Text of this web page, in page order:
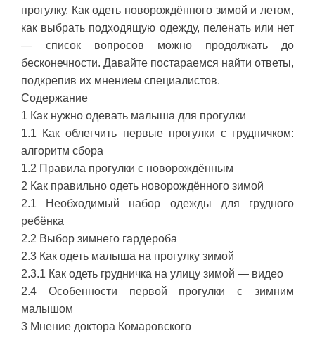
прогулку. Как одеть новорождённого зимой и летом,
как выбрать подходящую одежду, пеленать или нет
— список вопросов можно продолжать до
бесконечности. Давайте постараемся найти ответы,
подкрепив их мнением специалистов.
Содержание
1 Как нужно одевать малыша для прогулки
1.1 Как облегчить первые прогулки с грудничком:
алгоритм сбора
1.2 Правила прогулки с новорождённым
2 Как правильно одеть новорождённого зимой
2.1 Необходимый набор одежды для грудного
ребёнка
2.2 Выбор зимнего гардероба
2.3 Как одеть малыша на прогулку зимой
2.3.1 Как одеть грудничка на улицу зимой — видео
2.4 Особенности первой прогулки с зимним
малышом
3 Мнение доктора Комаровского